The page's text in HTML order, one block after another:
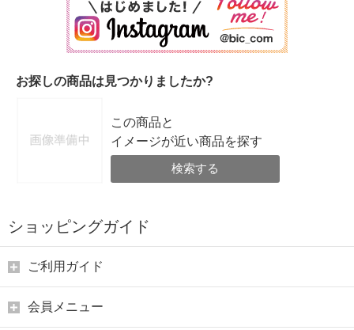
お探しの商品は見つかりましたか?
この商品と
イメージが近い商品を探す
検索する
ショッピングガイド
ご利用ガイド
会員メニュー